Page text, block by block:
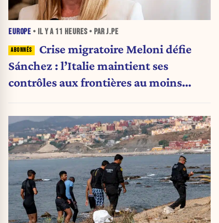
EUROPE • IL Y A 11 HEURES• PAR J.PE
Crise migratoire Meloni défie
Sánchez : l’Italie maintient ses
contrôles aux frontières au moins